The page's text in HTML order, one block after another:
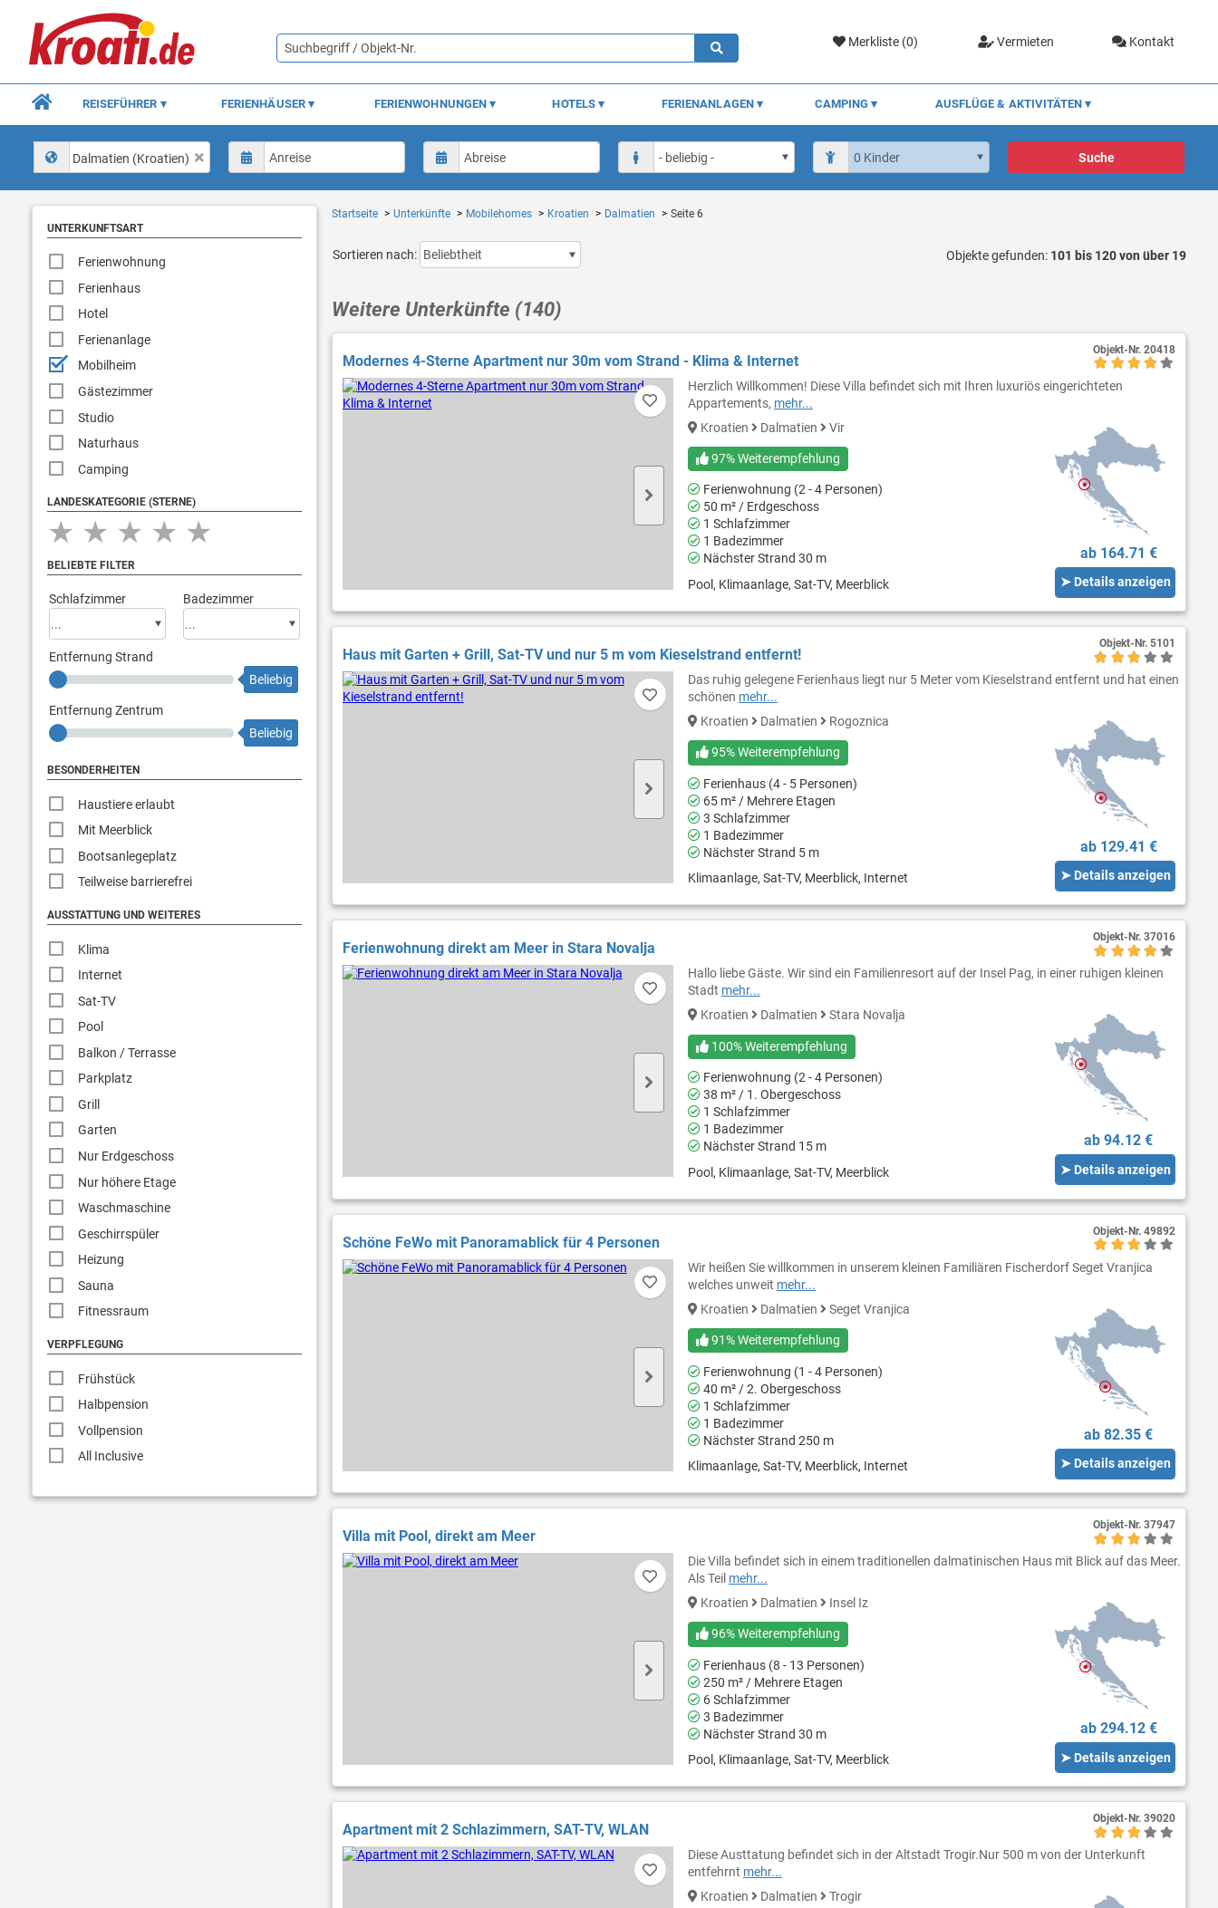
Merkliste (0) Vermieten Kontakt
REISEFÜHRER FERIENHÄUSER FERIENWOHNUNGEN HOTELS FERIENANLAGEN CAMPING AUSFLÜGE & AKTIVITÄTEN
Dalmatien (Kroatien) Suche
UNTERKUNFTSART
Ferienwohnung
Ferienhaus
Hotel
Ferienanlage
Mobilheim
Gästezimmer
Studio
Naturhaus
Camping
LANDESKATEGORIE (STERNE)
★
★
★
★
★
BELIEBTE FILTER
Schlafzimmer Badezimmer
Entfernung Strand
Beliebig
Entfernung Zentrum
Beliebig
BESONDERHEITEN
Haustiere erlaubt
Mit Meerblick
Bootsanlegeplatz
Teilweise barrierefrei
AUSSTATTUNG UND WEITERES
Klima
Internet
Sat-TV
Pool
Balkon / Terrasse
Parkplatz
Grill
Garten
Nur Erdgeschoss
Nur höhere Etage
Waschmaschine
Geschirrspüler
Heizung
Sauna
Fitnessraum
VERPFLEGUNG
Frühstück
Halbpension
Vollpension
All Inclusive
Startseite Unterkünfte Mobilehomes Kroatien Dalmatien Seite 6
Sortieren nach: Objekte gefunden: 101 bis 120 von über 19
Weitere Unterkünfte (140)
Modernes 4-Sterne Apartment nur 30m vom Strand - Klima & Internet
Herzlich Willkommen! Diese Villa befindet sich mit Ihren luxuriös eingerichteten
Appartements, mehr...
Kroatien
Dalmatien Vir
97% Weiterempfehlung
Ferienwohnung (2 - 4 Personen)
50 m² / Erdgeschoss
1 Schlafzimmer
1 Badezimmer
Nächster Strand 30 m
Pool, Klimaanlage, Sat-TV, Meerblick
ab 164.71 €
➤ Details anzeigen
Objekt-Nr. 20418
Haus mit Garten + Grill, Sat-TV und nur 5 m vom Kieselstrand entfernt!
Das ruhig gelegene Ferienhaus liegt nur 5 Meter vom Kieselstrand entfernt und hat einen
schönen mehr...
Kroatien
Dalmatien Rogoznica
95% Weiterempfehlung
Ferienhaus (4 - 5 Personen)
65 m² / Mehrere Etagen
3 Schlafzimmer
1 Badezimmer
Nächster Strand 5 m
Klimaanlage, Sat-TV, Meerblick, Internet
ab 129.41 €
➤ Details anzeigen
Objekt-Nr. 5101
Ferienwohnung direkt am Meer in Stara Novalja
Hallo liebe Gäste. Wir sind ein Familienresort auf der Insel Pag, in einer ruhigen kleinen
Stadt mehr...
Kroatien
Dalmatien Stara Novalja
100% Weiterempfehlung
Ferienwohnung (2 - 4 Personen)
38 m² / 1. Obergeschoss
1 Schlafzimmer
1 Badezimmer
Nächster Strand 15 m
Pool, Klimaanlage, Sat-TV, Meerblick
ab 94.12 €
➤ Details anzeigen
Objekt-Nr. 37016
Schöne FeWo mit Panoramablick für 4 Personen
Wir heißen Sie willkommen in unserem kleinen Familiären Fischerdorf Seget Vranjica
welches unweit mehr...
Kroatien
Dalmatien Seget Vranjica
91% Weiterempfehlung
Ferienwohnung (1 - 4 Personen)
40 m² / 2. Obergeschoss
1 Schlafzimmer
1 Badezimmer
Nächster Strand 250 m
Klimaanlage, Sat-TV, Meerblick, Internet
ab 82.35 €
➤ Details anzeigen
Objekt-Nr. 49892
Villa mit Pool, direkt am Meer
Die Villa befindet sich in einem traditionellen dalmatinischen Haus mit Blick auf das Meer.
Als Teil mehr...
Kroatien
Dalmatien Insel Iz
96% Weiterempfehlung
Ferienhaus (8 - 13 Personen)
250 m² / Mehrere Etagen
6 Schlafzimmer
3 Badezimmer
Nächster Strand 30 m
Pool, Klimaanlage, Sat-TV, Meerblick
ab 294.12 €
➤ Details anzeigen
Objekt-Nr. 37947
Apartment mit 2 Schlazimmern, SAT-TV, WLAN
Diese Austtatung befindet sich in der Altstadt Trogir.Nur 500 m von der Unterkunft
entfehrnt mehr...
Kroatien
Dalmatien Trogir
Objekt-Nr. 39020